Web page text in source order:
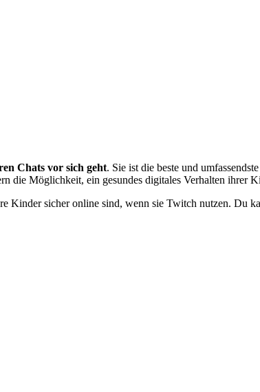
Chats vor sich geht. Sie ist die beste und
die Möglichkeit, ein gesundes digitales Verhalten ihrer
Kinder sicher online sind, wenn sie Twitch nutzen. Du